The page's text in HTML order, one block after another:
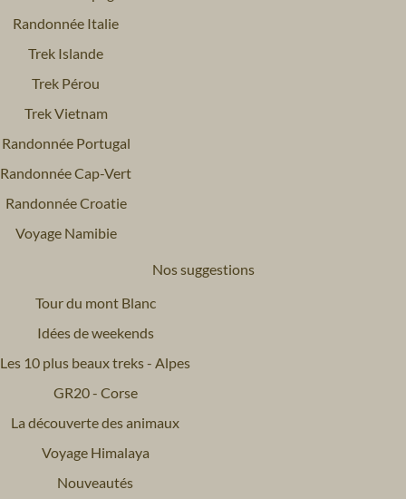
Randonnée Italie
Trek Islande
Trek Pérou
Trek Vietnam
Randonnée Portugal
Randonnée Cap-Vert
Randonnée Croatie
Voyage Namibie
Nos suggestions
Tour du mont Blanc
Idées de weekends
Les 10 plus beaux treks - Alpes
GR20 - Corse
La découverte des animaux
Voyage Himalaya
Nouveautés